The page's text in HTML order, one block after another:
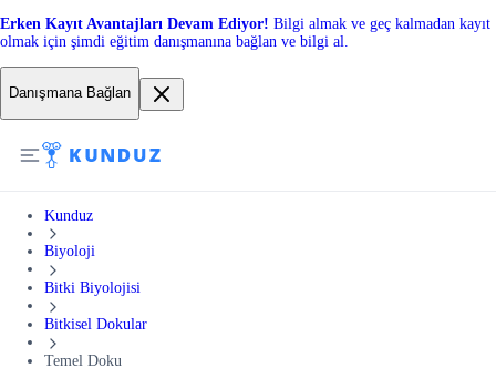
Erken Kayıt Avantajları Devam Ediyor! Bilgi almak ve geç kalmadan kayıt
olmak için şimdi eğitim danışmanına bağlan ve bilgi al.
Danışmana Bağlan
Kunduz
Biyoloji
Bitki Biyolojisi
Bitkisel Dokular
Temel Doku